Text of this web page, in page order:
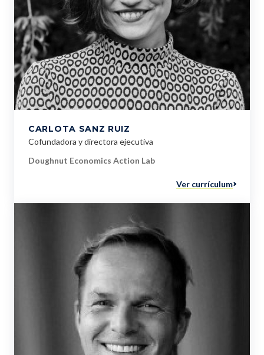
CARLOTA SANZ RUIZ
Cofundadora y directora ejecutiva
Doughnut Economics Action Lab
Ver currículum